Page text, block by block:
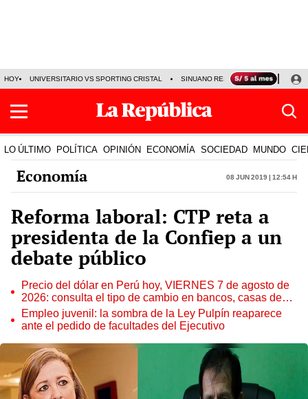
HOY UNIVERSITARIO VS SPORTING CRISTAL SINUANO RESULTADOS HOY
LO ÚLTIMO POLÍTICA OPINIÓN ECONOMÍA SOCIEDAD MUNDO
Economía 08 Jun 2019 | 12:54 h
Reforma laboral: CTP reta a
presidenta de la Confiep a un
debate público
Precio del dólar en Perú hoy, VIERNES 7 de agosto de
2026: consulta el tipo de cambio en bancos, casas de
cambio y plataformas digitales
Empleo juvenil: la sombra de la Ley Pulpín reaparece
ante el pedido de facultades del Ejecutivo